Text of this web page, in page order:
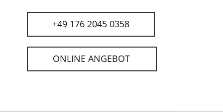
+49 176 2045 0358
ONLINE ANGEBOT